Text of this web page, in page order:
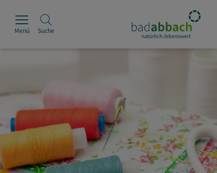
Erleben
Leben & Wohnen
Wirtschaft & Handel
Menü Suche